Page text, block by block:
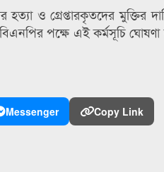
হত্যা ও গ্রেপ্তারকৃতদের
বিএনপির পক্ষে এই কর্মসূচি
Messenger Copy Link